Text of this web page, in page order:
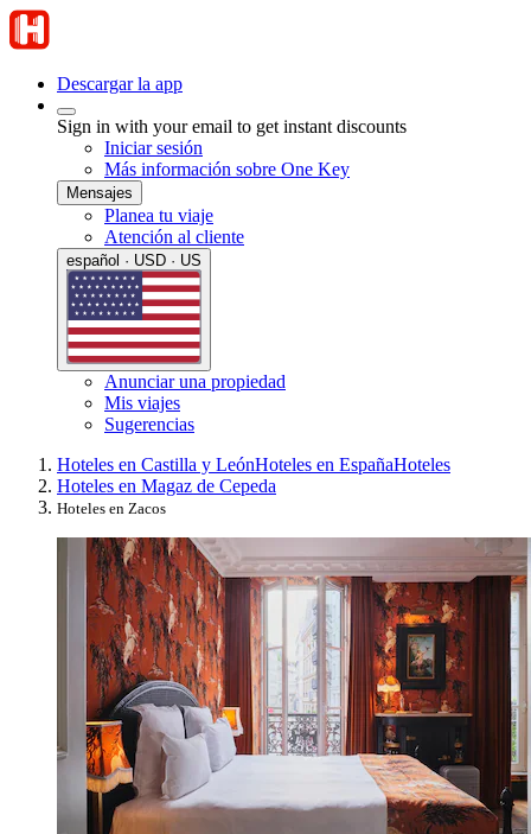
Descargar la app
Sign in with your email to get instant discounts
Iniciar sesión
Más información sobre One Key
Mensajes
Planea tu viaje
Atención al cliente
español · USD · US
Anunciar una propiedad
Mis viajes
Sugerencias
Hoteles en Castilla y LeónHoteles en EspañaHoteles
Hoteles en Magaz de Cepeda
Hoteles en Zacos